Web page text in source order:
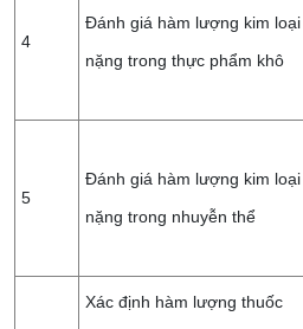
4
Đánh giá hàm lượng kim loại
nặng trong thực phẩm khô
5
Đánh giá hàm lượng kim loại
nặng trong nhuyễn thể
Xác định hàm lượng thuốc